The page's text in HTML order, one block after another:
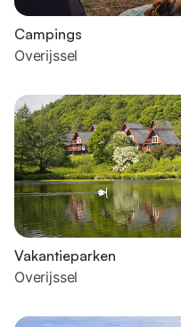
Campings
Overijssel
Vakantieparken
Overijssel